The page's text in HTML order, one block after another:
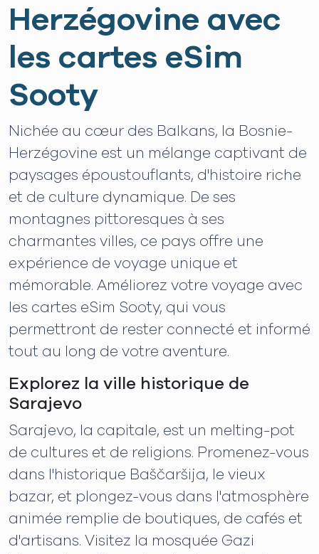
Herzégovine avec
les cartes eSim
Sooty
Nichée au cœur des Balkans, la Bosnie-
Herzégovine est un mélange captivant de
paysages époustouflants, d'histoire riche
et de culture dynamique. De ses
montagnes pittoresques à ses
charmantes villes, ce pays offre une
expérience de voyage unique et
mémorable. Améliorez votre voyage avec
les cartes eSim Sooty, qui vous
permettront de rester connecté et informé
tout au long de votre aventure.
Explorez la ville historique de
Sarajevo
Sarajevo, la capitale, est un melting-pot
de cultures et de religions. Promenez-vous
dans l'historique Baščaršija, le vieux
bazar, et plongez-vous dans l'atmosphère
animée remplie de boutiques, de cafés et
d'artisans. Visitez la mosquée Gazi